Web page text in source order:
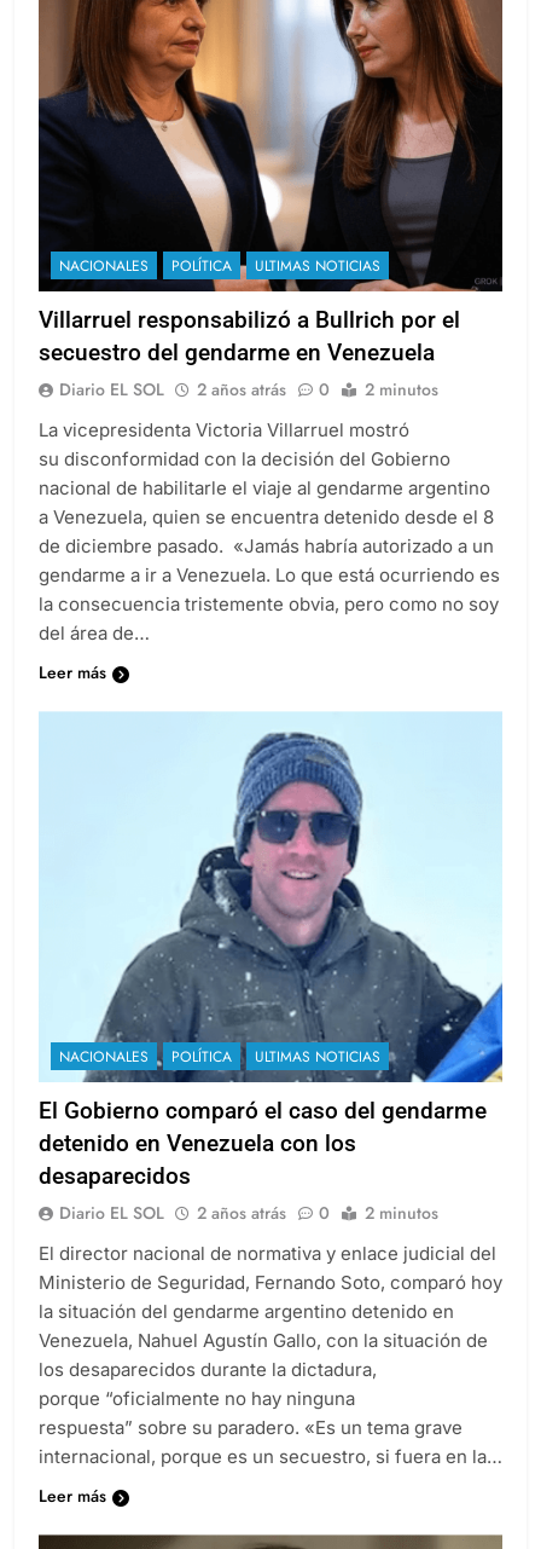
NACIONALES POLÍTICA ULTIMAS NOTICIAS
Villarruel responsabilizó a Bullrich por el
secuestro del gendarme en Venezuela
Diario EL SOL 2 años atrás 0 2 minutos
La vicepresidenta Victoria Villarruel mostró
su disconformidad con la decisión del Gobierno
nacional de habilitarle el viaje al gendarme argentino
a Venezuela, quien se encuentra detenido desde el 8
de diciembre pasado. «Jamás habría autorizado a un
gendarme a ir a Venezuela. Lo que está ocurriendo es
la consecuencia tristemente obvia, pero como no soy
del área de…
Leer más
NACIONALES POLÍTICA ULTIMAS NOTICIAS
El Gobierno comparó el caso del gendarme
detenido en Venezuela con los
desaparecidos
Diario EL SOL 2 años atrás 0 2 minutos
El director nacional de normativa y enlace judicial del
Ministerio de Seguridad, Fernando Soto, comparó hoy
la situación del gendarme argentino detenido en
Venezuela, Nahuel Agustín Gallo, con la situación de
los desaparecidos durante la dictadura,
porque “oficialmente no hay ninguna
respuesta” sobre su paradero. «Es un tema grave
internacional, porque es un secuestro, si fuera en la…
Leer más